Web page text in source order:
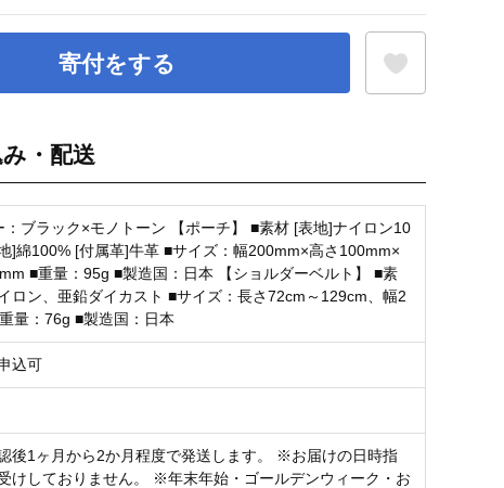
寄付をする
・配送
：ブラック×モノトーン 【ポーチ】 ■素材 [表地]ナイロン10
]綿100% [付属革]牛革 ■サイズ：幅200mm×高さ100mm×
■重量：95g ■製造国：日本 【ショルダーベルト】 ■素
ロン、亜鉛ダイカスト ■サイズ：長さ72cm～129cm、幅2
量：76g ■製造国：日本
込可
後1ヶ月から2か月程度で発送します。 ※お届けの日時指
けしておりません。 ※年末年始・ゴールデンウィーク・お